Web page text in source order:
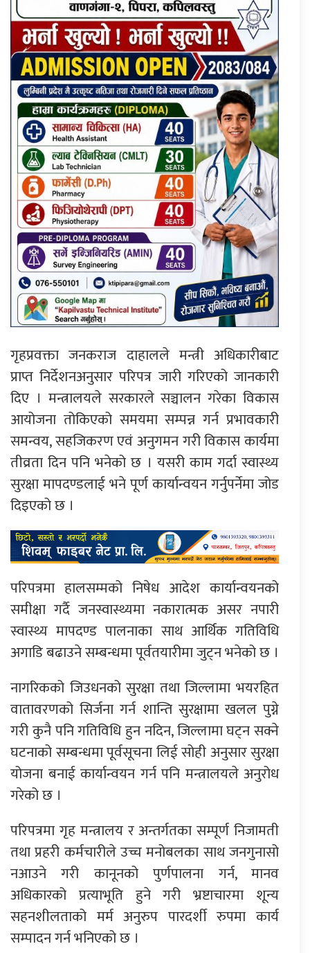
गृहप्रवक्ता जनकराज दाहालले मन्त्री अधिकारीबाट
प्राप्त निर्देशनअनुसार परिपत्र जारी गरिएको जानकारी
दिए । मन्त्रालयले सरकारले सञ्चालन गरेका विकास
आयोजना तोकिएको समयमा सम्पन्न गर्न प्रभावकारी
समन्वय, सहजिकरण एवं अनुगमन गरी विकास कार्यमा
तीव्रता दिन पनि भनेको छ । यसरी काम गर्दा स्वास्थ्य
सुरक्षा मापदण्डलाई भने पूर्ण कार्यान्वयन गर्नुपर्नेमा जोड
दिइएको छ ।
परिपत्रमा हालसम्मको निषेध आदेश कार्यान्वयनको
समीक्षा गर्दै जनस्वास्थ्यमा नकारात्मक असर नपारी
स्वास्थ्य मापदण्ड पालनाका साथ आर्थिक गतिविधि
अगाडि बढाउने सम्बन्धमा पूर्वतयारीमा जुट्न भनेको छ ।
नागरिकको जिउधनको सुरक्षा तथा जिल्लामा भयरहित
वातावरणको सिर्जना गर्न शान्ति सुरक्षामा खलल पुग्ने
गरी कुनै पनि गतिविधि हुन नदिन, जिल्लामा घट्न सक्ने
घटनाको सम्बन्धमा पूर्वसूचना लिई सोही अनुसार सुरक्षा
योजना बनाई कार्यान्वयन गर्न पनि मन्त्रालयले अनुरोध
गरेको छ ।
परिपत्रमा गृह मन्त्रालय र अन्तर्गतका सम्पूर्ण निजामती
तथा प्रहरी कर्मचारीले उच्च मनोबलका साथ जनगुनासो
नआउने गरी कानूनको पुर्णपालना गर्न, मानव
अधिकारको प्रत्याभूति हुने गरी भ्रष्टाचारमा शून्य
सहनशीलताको मर्म अनुरुप पारदर्शी रुपमा कार्य
सम्पादन गर्न भनिएको छ ।